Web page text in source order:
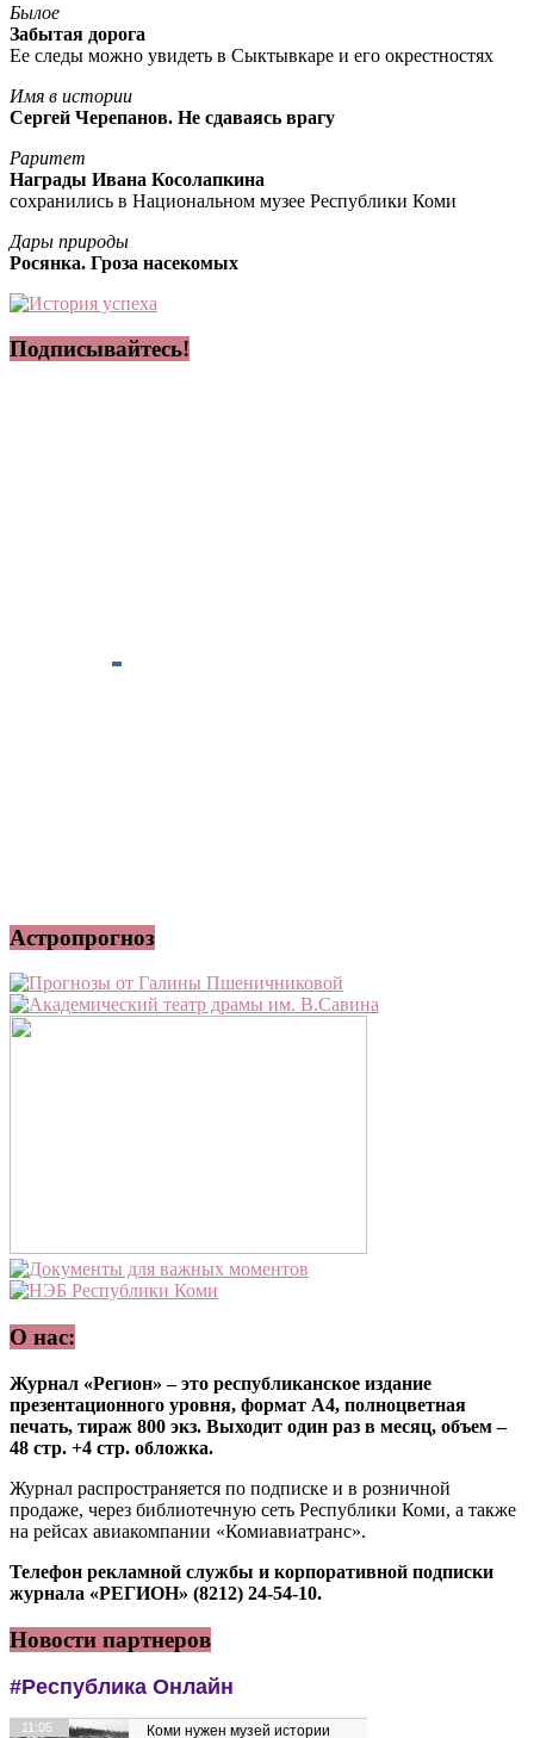
Былое
Забытая дорога
Ее следы можно увидеть в Сыктывкаре и его окрестностях
Имя в истории
Сергей Черепанов. Не сдаваясь врагу
Раритет
Награды Ивана Косолапкина
сохранились в Национальном музее Республики Коми
Дары природы
Росянка. Гроза насекомых
Подписывайтесь!
Астропрогноз
О нас:
Журнал «Регион» – это республиканское издание
презентационного уровня, формат А4, полноцветная
печать, тираж 800 экз. Выходит один раз в месяц, объем –
48 стр. +4 стр. обложка.
Журнал распространяется по подписке и в розничной
продаже, через библиотечную сеть Республики Коми, а также
на рейсах авиакомпании «Комиавиатранс».
Телефон рекламной службы и корпоративной подписки
журнала «РЕГИОН» (8212) 24-54-10.
Новости партнеров